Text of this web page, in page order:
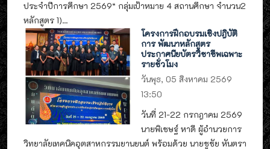
ประจำปีการศึกษา 2569“ กลุ่มเป้าหมาย 4 สถานศึกษา จำนวน2
หลักสูตร 1)...
โครงการฝึกอบรมเชิงปฎิบัติ
การ พัฒนาหลักสูตร
ประกาศนียบัตรวิชาชีพเฉพาะ
รายชั่วโมง
วันพุธ, 05 สิงหาคม 2569
13:50
วันที่ 21-22 กรกฎาคม 2569
นายพิเชษฐ์ หาดี ผู้อำนวยการ
วิทยาลัยเทคนิคอุตสาหกรรมยานยนต์ พร้อมด้วย นายชูชัย หันตรา